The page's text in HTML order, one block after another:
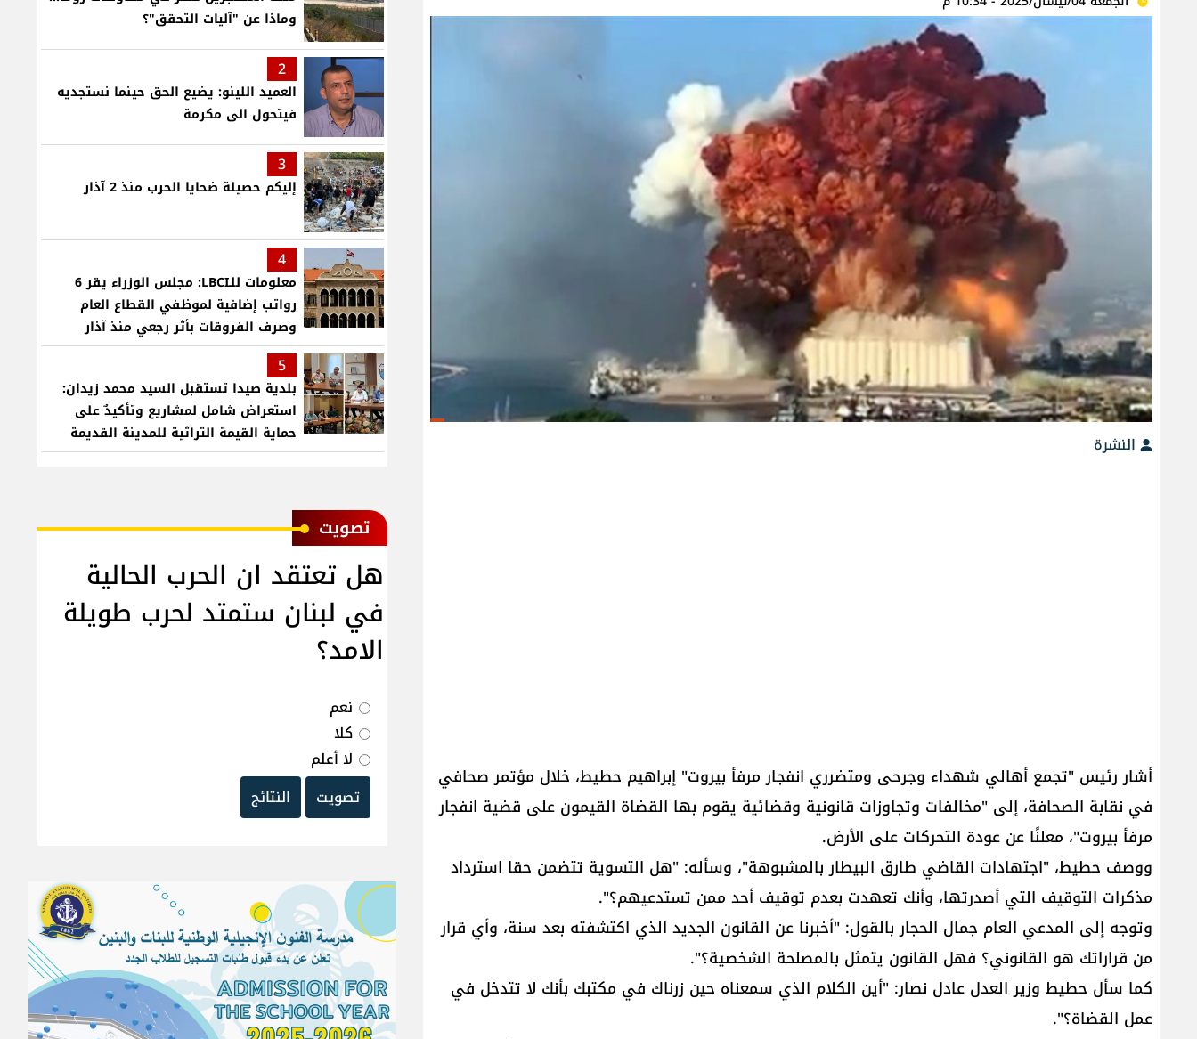
النشرة
أشار رئيس "تجمع أهالي شهداء وجرحى ومتضرري انفجار مرفأ بيروت" إبراهيم حطيط، خلال مؤتمر صحافي
في نقابة الصحافة، إلى "مخالفات وتجاوزات قانونية وقضائية يقوم بها القضاة القيمون على قضية انفجار
مرفأ بيروت"، معلنًا عن عودة التحركات على الأرض.
ووصف حطيط، "اجتهادات القاضي طارق البيطار بالمشبوهة"، وسأله: "هل التسوية تتضمن حقا استرداد
مذكرات التوقيف التي أصدرتها، وأنك تعهدت بعدم توقيف أحد ممن تستدعيهم؟".
وتوجه إلى المدعي العام جمال الحجار بالقول: "أخبرنا عن القانون الجديد الذي اكتشفته بعد سنة، وأي قرار
من قراراتك هو القانوني؟ فهل القانون يتمثل بالمصلحة الشخصية؟".
كما سأل حطيط وزير العدل عادل نصار: "أين الكلام الذي سمعناه حين زرناك في مكتبك بأنك لا تتدخل في
عمل القضاة؟".
وماذا عن "آليات التحقق"؟
2
العميد اللينو: يضيع الحق حينما نستجديه
فيتحول الى مكرمة
3
إليكم حصيلة ضحايا الحرب منذ 2 آذار
4
معلومات للـLBCI: مجلس الوزراء يقر 6
رواتب إضافية لموظفي القطاع العام
وصرف الفروقات بأثر رجعي منذ آذار
5
بلدية صيدا تستقبل السيد محمد زيدان:
استعراض شامل لمشاريع وتأكيدٌ على
حماية القيمة التراثية للمدينة القديمة
ﺗﺼﻮﻳﺖ
هل تعتقد ان الحرب الحالية
في لبنان ستمتد لحرب طويلة
الامد؟
نعم
كلا
لا أعلم
تصويت
النتائج